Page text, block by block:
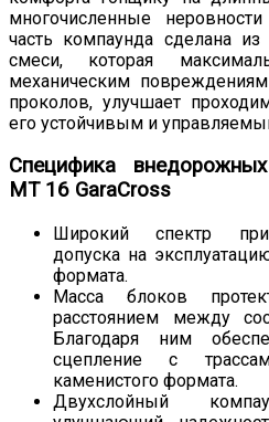
многочисленные
часть компаунда сделана
смеси, которая
механическим
проколов, улучшает
его устойчивым и
Специфика
MT 16 GaraCross
Широкий спектр
допуска на
формата.
Масса блоков
расстоянием между
Благодаря ним
сцепление с
каменистого формата.
Двухслойный